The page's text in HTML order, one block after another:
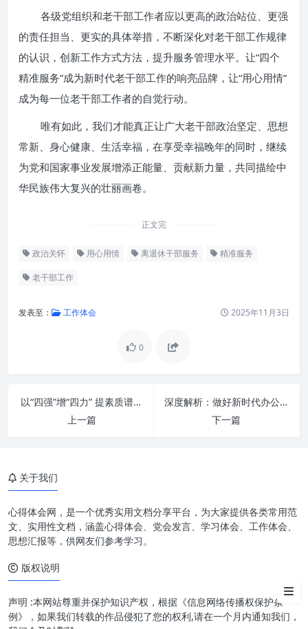
各级党组织和老干部工作者应以更高的政治站位、更强
的责任担当、更实的具体举措，不断深化对老干部工作规律
的认识，创新工作方式方法，提升服务管理水平。让“四个
精准服务”成为新时代老干部工作的响亮品牌，让“用心用情”
成为每一位老干部工作者的自觉行动。
唯有如此，我们才能真正让广大老干部政治坚定、思想
常新、身心健康、生活幸福，在享受幸福晚年的同时，继续
为党和国家事业发展增添正能量、贡献新力量，共同描绘中
华民族伟大复兴的壮丽画卷。
正文完
政治关怀 用心用情 离退休干部服务 精准服务
老干部工作
发表至： 工作体会 2025年11月3日
0
以“四强”增“四力” 提素质谱新篇：新时代高质量发展的核心引擎
上一篇
深度解析：做好新时代办公室工作，紧紧扭住“三根针”的实践与智慧
下一篇
为什么说“四个精准服务”是做好
不离党
精准精神文化关怀：丰富多彩，
老有所乐老有所为
展望未来：新时代老干部工作的
新格局
关于我们
心得体会网，是一个优秀实用文档分享平台，为大家提供各类常用范
文、实用性文档，涵盖心得体会、党会发言、学习体会、工作体会、
思想汇报等，供网友们参考学习。
版权说明
声明 :本网站尊重并保护知识产权，根据《信息网络传播权保护条
例》，如果我们转载的作品侵犯了您的权利,请在一个月内通知我们，